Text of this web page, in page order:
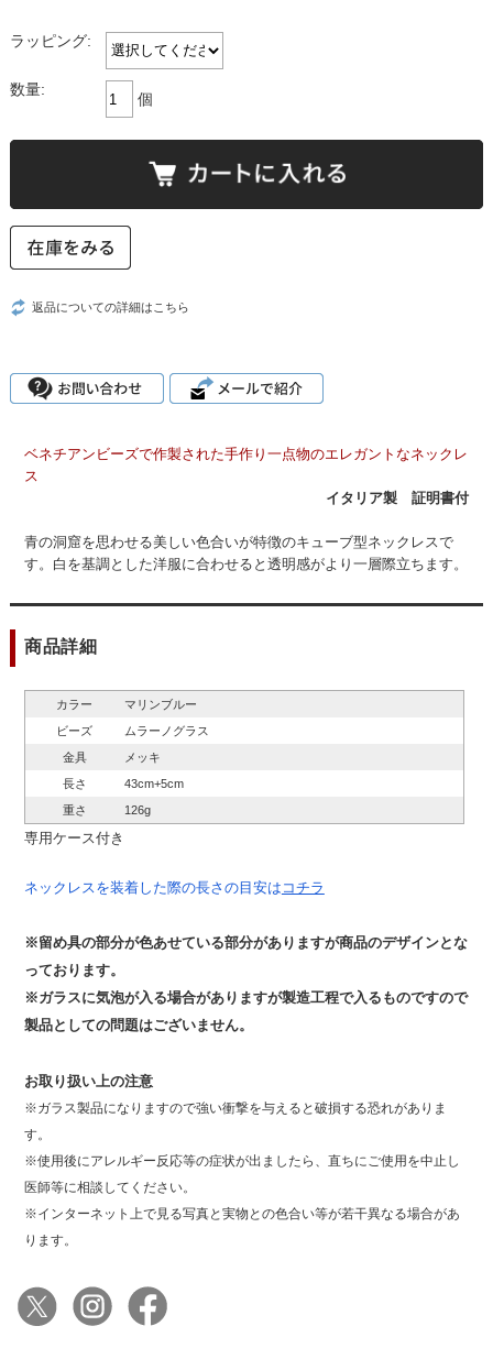
ラッピング:
数量:
個
返品についての詳細はこちら
ベネチアンビーズで作製された手作り一点物のエレガントなネックレ
ス
イタリア製 証明書付
青の洞窟を思わせる美しい色合いが特徴のキューブ型ネックレスで
す。白を基調とした洋服に合わせると透明感がより一層際立ちます。
商品詳細
カラー
マリンブルー
ビーズ
ムラーノグラス
金具
メッキ
長さ
43cm+5cm
重さ
126g
専用ケース付き
ネックレスを装着した際の長さの目安は コチラ
※留め具の部分が色あせている部分がありますが商品のデザインとな
っております。
※ガラスに気泡が入る場合がありますが製造工程で入るものですので
製品としての問題はございません。
お取り扱い上の注意
※ガラス製品になりますので強い衝撃を与えると破損する恐れがありま
す。
※使用後にアレルギー反応等の症状が出ましたら、直ちにご使用を中止し
医師等に相談してください。
※インターネット上で見る写真と実物との色合い等が若干異なる場合があ
ります。